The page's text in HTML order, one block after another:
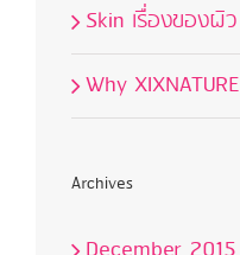
Skin เรื่องของผิว
Why
Archives